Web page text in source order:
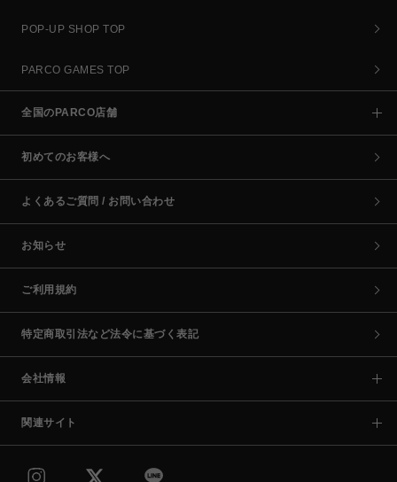
POP-UP SHOP TOP
PARCO GAMES TOP
全国のPARCO店舗
初めてのお客様へ
よくあるご質問 / お問い合わせ
お知らせ
ご利用規約
特定商取引法など法令に基づく表記
会社情報
関連サイト